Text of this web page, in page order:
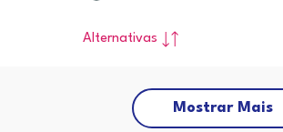
Alternativas
Mostrar Mais